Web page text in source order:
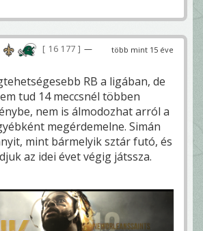
több mint 15 éve
16 177
—
RB a ligában, de
tud 14 meccsnél többen
nem is álmodozhat arról a
megérdemelne. Simán
mint bármelyik sztár futó, és
az idei évet végig játssza.